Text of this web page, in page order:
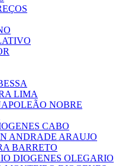
LIMA
NOBRE
CABO
ANDRADE ARAUJO
BARRETO
DIOGENES OLEGARIO